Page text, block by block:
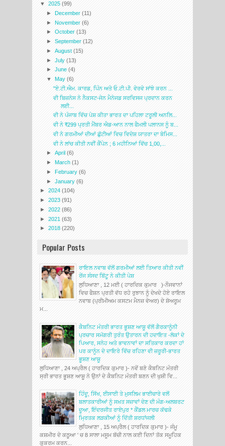
▼ 2025 (99)
►December(11)
►November(6)
►October(13)
►September(12)
►August(15)
►July(13)
►June(4)
▼May(6)
"ਏ.ਟੀ.ਐਮ. ਕਾਰਡ, ਪਿੰਨ ਅਤੇ ਓ.ਟੀ.ਪੀ. ਵੇਰਵੇ ਸਾਂਝੇ ਕਰਨ ...
ਵੀ ਬਿਜ਼ਨੇਸ ਨੇ ਨੈਕਸਟ-ਜੇਨ ਮੈਨੇਜਡ ਸਰਵਿਸਜ ਪ੍ਰਦਾਨ ਕਰਨ
ਲਈ...
ਵੀ ਨੇ ਪੰਜਾਬ ਵਿੱਚ ਪੇਸ਼ ਕੀਤਾ ਭਾਰਤ ਦਾ ਪਹਿਲਾ ਟਰੂਲੀ ਅਨਲਿ...
ਵੀ ਨੇ ₹299 ਪ੍ਰਤੀ ਮੈਂਬਰ ਐਡ-ਆਨ ਨਾਲ ਫੈਮਲੀ ਪਲਾਨਸ ਨੂੰ ਬ...
ਵੀ ਨੇ ਗਰਮੀਆਂ ਦੀਆਂ ਛੁੱਟੀਆਂ ਵਿਚ ਵਿਦੇਸ਼ ਯਾਤਰਾ ਦਾ ਬੇਮਿਸ...
ਵੀ ਨੇ ਲਾਂਚ ਕੀਤੀ ਨਵੀਂ ਕੈਂਪੇਨ ; 6 ਮਹੀਨਿਆਂ ਵਿੱਚ 1,00,...
►April(6)
► March(1)
►February(6)
►January(6)
► 2024 (104)
► 2023 (91)
► 2022 (86)
► 2021 (63)
► 2018 (220)
Popular Posts
ਰਾਇਲ ਨਵਾਬ ਵੱਲੋਂ ਗਰਮੀਆਂ ਲਈ ਤਿਆਰ ਕੀਤੀ ਨਵੀਂ
ਰੇਂਜ ਸੰਸਦ ਬਿੱਟੂ ਨੇ ਕੀਤੀ ਪੇਸ਼
ਲੁਧਿਆਣਾ , 12 ਮਈ ( ਹਾਰਦਿਕ ਕੁਮਾਰ )-ਨੌਜਵਾਨਾਂ
ਵਿਚ ਫੈਸ਼ਨ ਪ੍ਰਤੀ ਵੱਧ ਰਹੇ ਰੁਝਾਨ ਨੂੰ ਦੇਖਦੇ ਹੋਏ ਰਾਇਲ
ਨਵਾਬ (ਪ੍ਰੀਮੀਅਮ ਕਸਟਮ ਮੈਨਜ਼ ਵੇਅਰ) ਦੇ ਸ਼ੋਅਰੂਮ
ਮ...
ਕੈਬਨਿਟ ਮੰਤਰੀ ਭਾਰਤ ਭੂਸ਼ਣ ਆਸ਼ੂ ਵੱਲੋਂ ਗੈਰਕਾਨੂੰਨੀ
ਪ੍ਰਚਾਰ ਸਮੱਗਰੀ ਤੁਰੰਤ ਉਤਾਰਨ ਦੀ ਹਦਾਇਤ -ਲੋਕਾਂ ਦੇ
ਪਿਆਰ, ਸਨੇਹ ਅਤੇ ਭਾਵਨਾਵਾਂ ਦਾ ਸਤਿਕਾਰ ਕਰਦਾ ਹਾਂ
ਪਰ ਕਾਨੂੰਨ ਦੇ ਦਾਇਰੇ ਵਿੱਚ ਰਹਿਣਾ ਵੀ ਜ਼ਰੂਰੀ-ਭਾਰਤ
ਭੂਸ਼ਣ ਆਸ਼ੂ
ਲੁਧਿਆਣਾ , 24 ਅਪ੍ਰੈਲ ( ਹਾਰਦਿਕ ਕੁਮਾਰ )- ਨਵੇਂ ਬਣੇ ਕੈਬਨਿਟ ਮੰਤਰੀ
ਸ੍ਰੀ ਭਾਰਤ ਭੂਸ਼ਣ ਆਸ਼ੂ ਨੇ ਉਨਾਂ ਦੇ ਕੈਬਨਿਟ ਮੰਤਰੀ ਬਣਨ ਦੀ ਖੁਸ਼ੀ ਵਿ...
ਹਿੰਦੂ, ਸਿੱਖ, ਈਸਾਈ ਤੇ ਮੁਸਲਿਮ ਭਾਈਚਾਰੇ ਵਲੋਂ
ਬਲਾਤਕਾਰੀਆਂ ਨੂੰ ਸਖ਼ਤ ਸਜ਼ਾਵਾਂ ਦੇਣ ਦੀ ਮੰਗ-ਅਲਬਰਟ
ਦੂਆ, ਇੰਦਰਜੀਤ ਰਾਏਪੁਰ * ਕੈਂਡਲ ਮਾਰਚ ਕੱਢਕੇ
ਮ੍ਰਿਤਕ ਲੜਕੀਆਂ ਨੂੰ ਦਿੱਤੀ ਸ਼ਰਧਾਂਜਲੀ
ਲੁਧਿਆਣਾ , 15 ਅਪ੍ਰੈਲ ( ਹਾਰਦਿਕ ਕੁਮਾਰ )- ਜੰਮੂ
ਕਸ਼ਮੀਰ ਦੇ ਕਠੂਆ ' ਚ 8 ਸਾਲਾ ਮਸੂਮ ਬੱਚੀ ਨਾਲ ਕਈ ਦਿਨਾਂ ਤੱਕ ਸਮੂਹਿਕ
ਕੁਕਰਮ ਕਰਨ...